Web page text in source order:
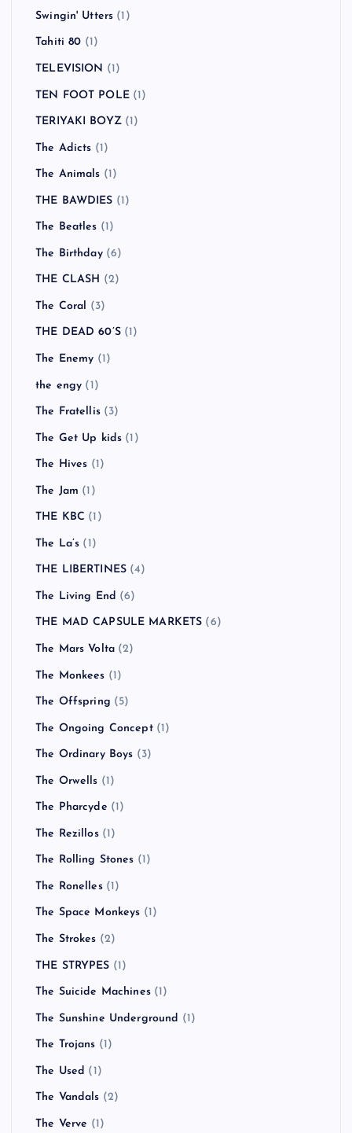
Swingin' Utters (1)
Tahiti 80 (1)
TELEVISION (1)
TEN FOOT POLE(1)
TERIYAKI BOYZ(1)
The Adicts (1)
The Animals (1)
THE BAWDIES (1)
The Beatles (1)
The Birthday(6)
THE CLASH (2)
The Coral (3)
THE DEAD 60’S(1)
The Enemy (1)
the engy (1)
The Fratellis(3)
The Get Up kids (1)
The Hives (1)
The Jam (1)
THE KBC (1)
The La’s (1)
THE LIBERTINES (4)
The Living End (6)
THE MAD CAPSULE MARKETS (6)
The Mars Volta (2)
The Monkees (1)
The Offspring (5)
The Ongoing Concept(1)
The Ordinary Boys (3)
The Orwells (1)
The Pharcyde (1)
The Rezillos(1)
The Rolling Stones (1)
The Ronelles(1)
The Space Monkeys (1)
The Strokes (2)
THE STRYPES (1)
The Suicide Machines(1)
The Sunshine Underground (1)
The Trojans (1)
The Used (1)
The Vandals (2)
The Verve (1)